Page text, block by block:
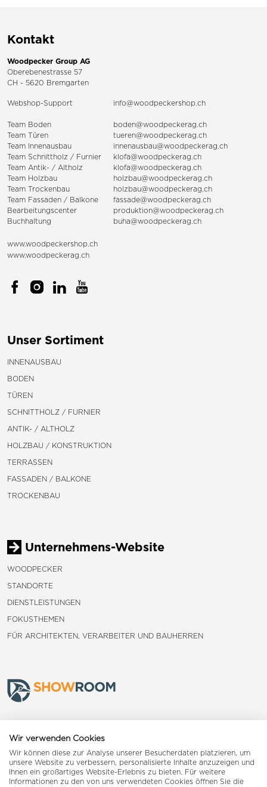
Kontakt
Woodpecker Group AG
Oberebenestrasse 57
CH - 5620 Bremgarten
Webshop-Support info@woodpeckershop.ch
Team Boden
boden@woodpeckerag.ch
Team Türen
tueren@woodpeckerag.ch
Team Innenausbau
innenausbau@woodpeckerag.ch
Team Schnittholz / Furnier
klofa@woodpeckerag.ch
Team Antik- / Altholz
klofa@woodpeckerag.ch
Team Holzbau
holzbau@woodpeckerag.ch
Team Trockenbau
holzbau@woodpeckerag.ch
Team Fassaden / Balkone
fassade@woodpeckerag.ch
Bearbeitungscenter
produktion@woodpeckerag.ch
Buchhaltung
buha@woodpeckerag.ch
www.woodpeckershop.ch
www.woodpeckerag.ch
Unser Sortiment
INNENAUSBAU
BODEN
TÜREN
SCHNITTHOLZ / FURNIER
ANTIK- / ALTHOLZ
HOLZBAU / KONSTRUKTION
TERRASSEN
FASSADEN / BALKONE
TROCKENBAU
Unternehmens-Website
WOODPECKER
STANDORTE
DIENSTLEISTUNGEN
FOKUSTHEMEN
FÜR ARCHITEKTEN, VERARBEITER UND BAUHERREN
Landquart
Wir verwenden Cookies
Wir können diese zur Analyse unserer Besucherdaten platzieren, um
unsere Website zu verbessern, personalisierte Inhalte anzuzeigen und
Ihnen ein großartiges Website-Erlebnis zu bieten. Für weitere
Informationen zu den von uns verwendeten Cookies öffnen Sie die